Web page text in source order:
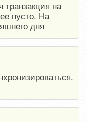
транзакция на
пусто. На
дня